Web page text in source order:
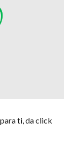
ti, da click